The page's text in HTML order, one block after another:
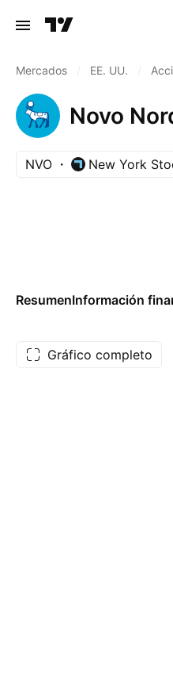
Mercados EE. UU.
Novo
NVO New York
ResumenInformación
Gráfico completo